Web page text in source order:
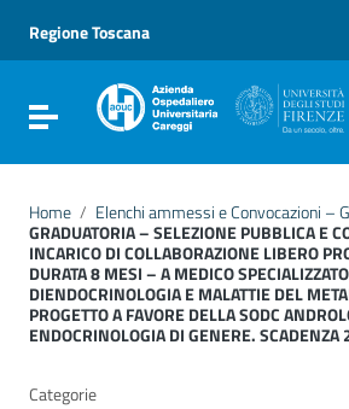
Vai al menu di navigazione
Vai al footer
Regione Toscana
Attiva / disattiva la navigazione
Home / Elenchi ammessi e Convocazioni –
GRADUATORIA – SELEZIONE PUBBLICA E
INCARICO DI COLLABORAZIONE LIBERO
DURATA 8 MESI – A MEDICO
DIENDOCRINOLOGIA E MALATTIE DEL
PROGETTO A FAVORE DELLA SODC
ENDOCRINOLOGIA DI GENERE.
Categorie